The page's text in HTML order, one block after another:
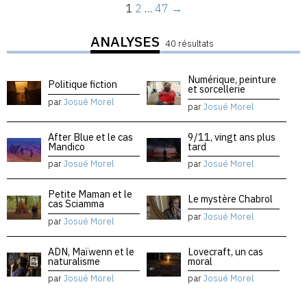
1 2 … 47 →
ANALYSES 40 résultats
Politique fiction
parJosué Morel
Numérique, peinture
et sorcellerie
parJosué Morel
After Blue et le cas
Mandico
parJosué Morel
9/11, vingt ans plus
tard
parJosué Morel
Petite Maman et le
cas Sciamma
parJosué Morel
Le mystère Chabrol
parJosué Morel
ADN, Maïwenn et le
naturalisme
parJosué Morel
Lovecraft, un cas
moral
parJosué Morel